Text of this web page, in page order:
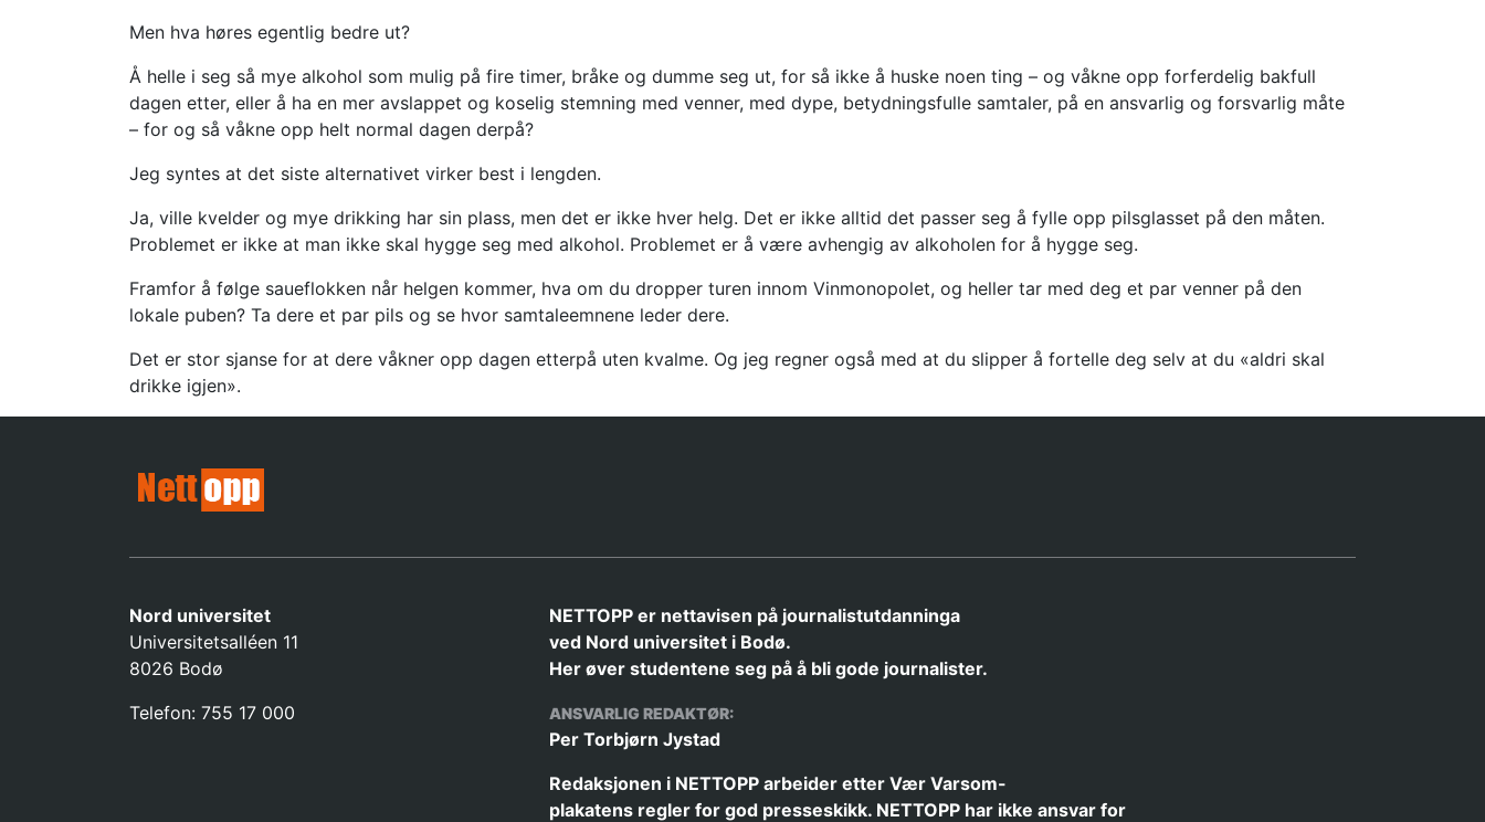
Men hva høres egentlig bedre ut?
Å helle i seg så mye alkohol som mulig på fire timer, bråke og dumme seg ut, for så ikke å huske noen ting – og våkne opp forferdelig bakfull
dagen etter, eller å ha en mer avslappet og koselig stemning med venner, med dype, betydningsfulle samtaler, på en ansvarlig og forsvarlig måte
– for og så våkne opp helt normal dagen derpå?
Jeg syntes at det siste alternativet virker best i lengden.
Ja, ville kvelder og mye drikking har sin plass, men det er ikke hver helg. Det er ikke alltid det passer seg å fylle opp pilsglasset på den måten.
Problemet er ikke at man ikke skal hygge seg med alkohol. Problemet er å være avhengig av alkoholen for å hygge seg.
Framfor å følge saueflokken når helgen kommer, hva om du dropper turen innom Vinmonopolet, og heller tar med deg et par venner på den
lokale puben? Ta dere et par pils og se hvor samtaleemnene leder dere.
Det er stor sjanse for at dere våkner opp dagen etterpå uten kvalme. Og jeg regner også med at du slipper å fortelle deg selv at du «aldri skal
drikke igjen».
Nord universitet
Universitetsalléen 11
8026 Bodø
Telefon: 755 17 000
NETTOPP er nettavisen på journalistutdanninga
ved Nord universitet i Bodø.
Her øver studentene seg på å bli gode journalister.
ANSVARLIG REDAKTØR:
Per Torbjørn Jystad
Redaksjonen i NETTOPP arbeider etter Vær Varsom-
plakatensregler for god presseskikk. NETTOPP har ikke ansvar for